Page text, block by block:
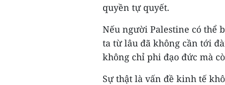
quyền tự quyết.
Nếu người Palestine có thể
ta từ lâu đã không cần tới
không chỉ phi đạo đức mà
Sự thật là vấn đề kinh tế